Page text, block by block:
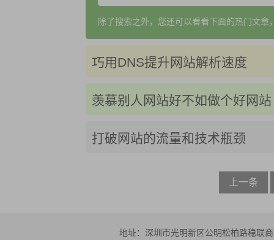
除了搜索之外，您还可以看看下面的热门文章
巧用DNS提升网站解析速度
羡慕别人网站好不如做个好网站
打破网站的流量和技术瓶颈
上一条
地址：深圳市光明新区公明松柏路稳联